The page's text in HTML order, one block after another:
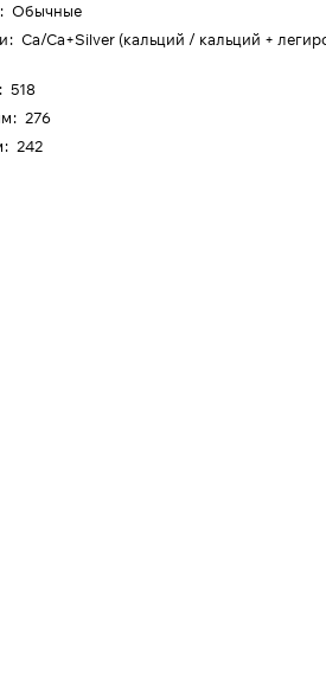
: Обычные
: Ca/Ca+Silver (кальций / кальций +
: 518
: 276
: 242